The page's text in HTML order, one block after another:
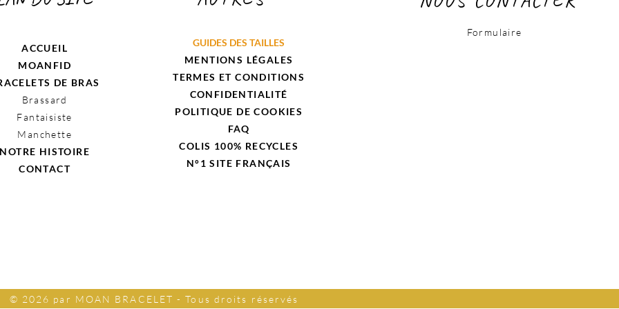
ACCUEIL
MOANFID
DE BRAS
Brassard
Fantaisiste
Manchette
NOTRE HISTOIRE
CONTACT
GUIDES DES TAILLES
MENTIONS LÉGALES
TERMES ET CONDITIONS
CONFIDENTIALITÉ
POLITIQUE DE COOKIES
FAQ
COLIS 100% RECYCLES
N°1 SITE FRANÇAIS
Formulaire
© 2026 par MOAN BRACELET - Tous droits réservés